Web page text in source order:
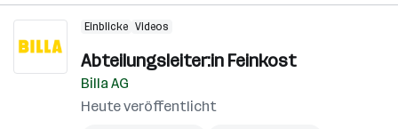
Einblicke Videos
Abteilungsleiter:in Feinkost
Billa AG
Heute veröffentlicht